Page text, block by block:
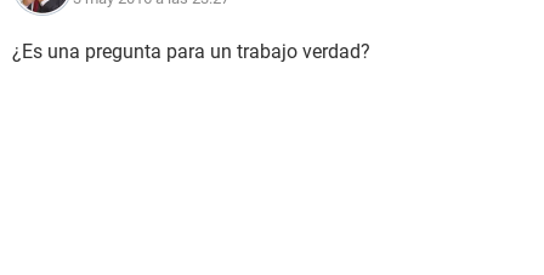
¿Es una pregunta para un trabajo verdad?